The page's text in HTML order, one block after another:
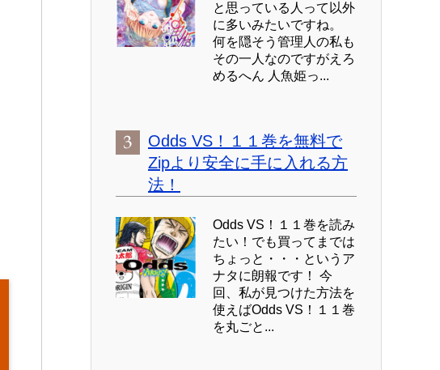
と思っている人って以外
に多いみたいですね。
何を隠そう管理人の私も
その一人なのですがえろ
めるへん 人魚姫っ...
Odds VS！１１巻を無料で
Zipより安全に手に入れる方
法！
Odds VS！１１巻を読み
たい！でも買ってまでは
ちょっと・・・というア
ナタに朗報です！ 今
回、私が見つけた方法を
使えばOdds VS！１１巻
を丸ごと...